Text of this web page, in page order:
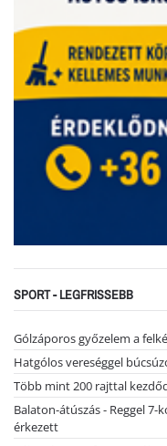
SPORT - LEGFRISSEBB
Gólzáporos győzelem a
Hatgólos vereséggel
Több mint 200 rajttal
Balaton-átúszás - Reggel 7-
érkezett